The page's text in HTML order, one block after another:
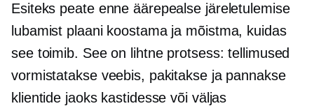
Esiteks peate enne äärepealse järeletulemise
lubamist plaani koostama ja mõistma, kuidas
see toimib. See on lihtne protsess: tellimused
vormistatakse veebis, pakitakse ja pannakse
klientide jaoks kastidesse või väljas